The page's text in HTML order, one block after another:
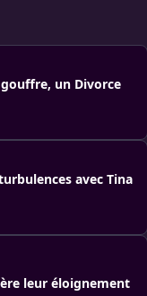
un Divorce
avec Tina
leur éloignement